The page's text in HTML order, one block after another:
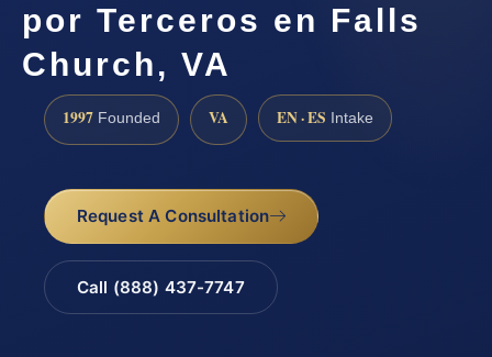
por Terceros en Falls
Church, VA
1997 Founded VA EN · ES Intake
Request A Consultation
Call (888) 437-7747